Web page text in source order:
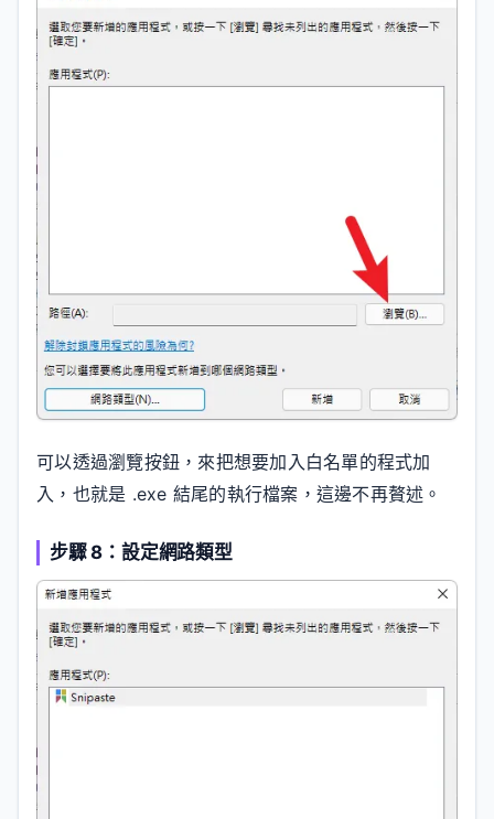
可以透過瀏覽按鈕，來把想要加入白名單的程式加
入，也就是 .exe 結尾的執行檔案，這邊不再贅述。
步驟 8：設定網路類型